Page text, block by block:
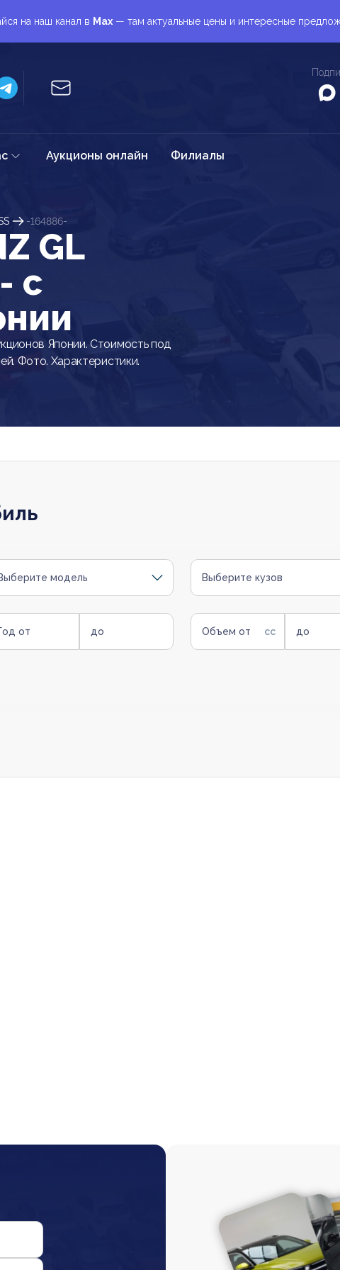
на наш канал в Max — там актуальные цены и интересные
Аукционы онлайн Филиалы
-164886-
GL
c
Японии. Стоимость под
Фото. Характеристики.
модель Выберите кузов
от до Объем от до